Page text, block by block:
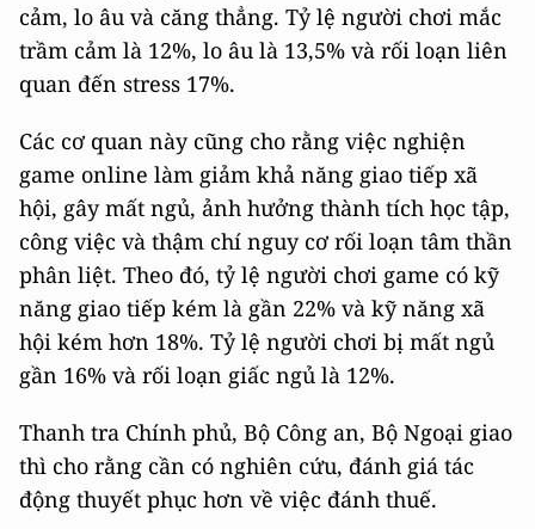
cảm, lo âu và căng thẳng. Tỷ lệ người chơi mắc
trầm cảm là 12%, lo âu là 13,5% và rối loạn liên
quan đến stress 17%.
Các cơ quan này cũng cho rằng việc nghiện
game online làm giảm khả năng giao tiếp xã
hội, gây mất ngủ, ảnh hưởng thành tích học tập,
công việc và thậm chí nguy cơ rối loạn tâm thần
phân liệt. Theo đó, tỷ lệ người chơi game có kỹ
năng giao tiếp kém là gần 22% và kỹ năng xã
hội kém hơn 18%. Tỷ lệ người chơi bị mất ngủ
gần 16% và rối loạn giấc ngủ là 12%.
Thanh tra Chính phủ, Bộ Công an, Bộ Ngoại giao
thì cho rằng cần có nghiên cứu, đánh giá tác
động thuyết phục hơn về việc đánh thuế.